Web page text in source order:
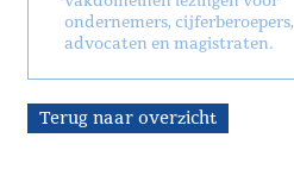
ondernemers, cijferberoepers,
advocaten en magistraten.
Terug naar overzicht